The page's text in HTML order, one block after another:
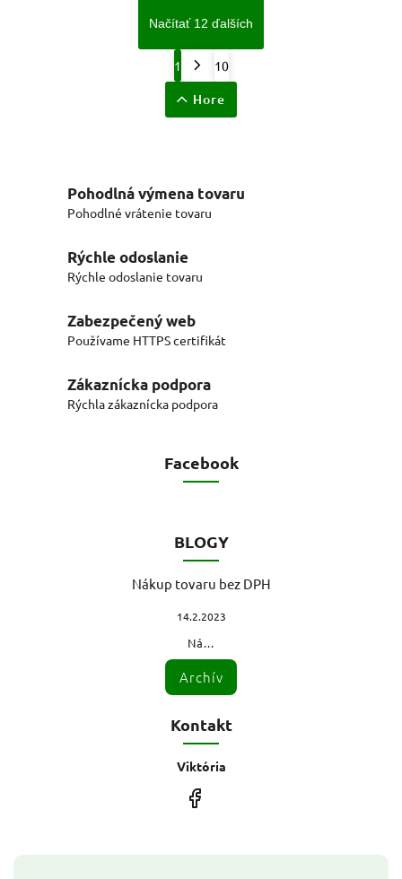
Načítať 12 ďalších
1 10
Hore
Pohodlná výmena tovaru
Pohodlné vrátenie tovaru
Rýchle odoslanie
Rýchle odoslanie tovaru
Zabezpečený web
Používame HTTPS certifikát
Zákaznícka podpora
Rýchla zákaznícka podpora
Facebook
BLOGY
Nákup tovaru bez DPH
14.2.2023
Ná...
Archív
Kontakt
Viktória